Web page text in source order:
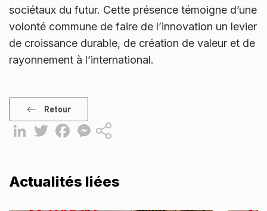
sociétaux du futur. Cette présence témoigne d’une
volonté commune de faire de l’innovation un levier
de croissance durable, de création de valeur et de
rayonnement à l’international.
Retour
LinkedInTwitterFacebookMessenger
Actualités liées